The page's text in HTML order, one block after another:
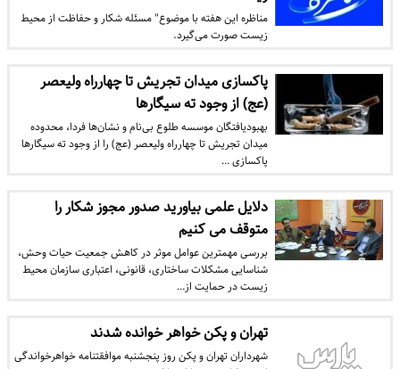
مناظره این هفته با موضوع" مسئله شکار و حفاظت از محیط
زیست صورت می‌گیرد.
پاکسازی میدان تجریش تا چهارراه ولیعصر
(عج) از وجود ته سیگارها
بهبودیافتگان موسسه طلوع بی‌نام و نشان‌ها فردا، محدوده
میدان تجریش تا چهارراه ولیعصر (عج) را از وجود ته سیگارها
پاکسازی …
دلایل علمی بیاورید صدور مجوز شکار را
متوقف می کنیم
بررسی مهمترین عوامل موثر در کاهش جمعیت حیات وحش،
شناسایی مشکلات ساختاری، قانونی، اعتباری سازمان محیط
زیست در حمایت از…
تهران و پکن خواهر خوانده شدند
شهرداران تهران و پکن روز پنجشنبه موافقتنامه خواهرخواندگی